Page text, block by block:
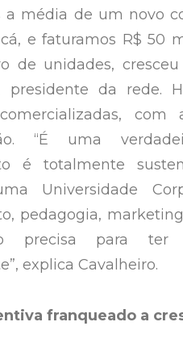
a média de um novo
e faturamos R$ 50
de unidades,
presidente da rede.
“É uma
é totalmente
Universidade
pedagogia,
precisa para ter
explica Cavalheiro.
franqueado a